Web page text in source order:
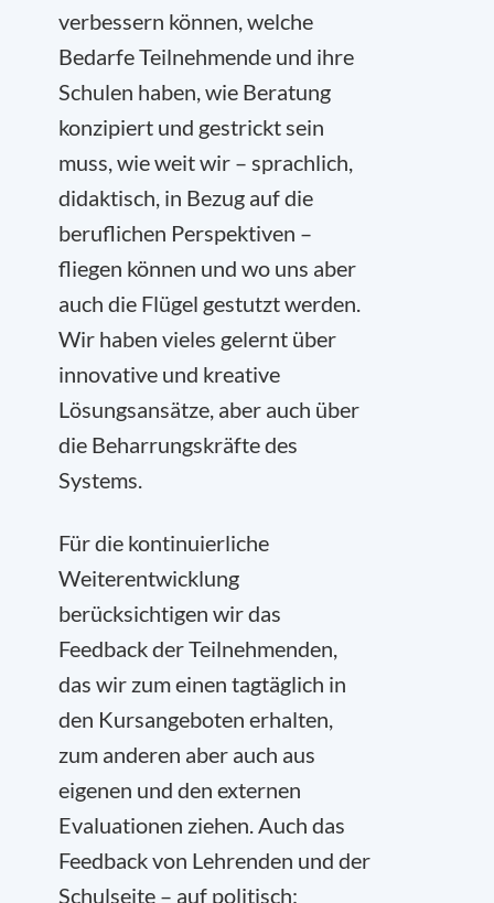
verbessern können, welche
Bedarfe Teilnehmende und ihre
Schulen haben, wie Beratung
konzipiert und gestrickt sein
muss, wie weit wir – sprachlich,
didaktisch, in Bezug auf die
beruflichen Perspektiven –
fliegen können und wo uns aber
auch die Flügel gestutzt werden.
Wir haben vieles gelernt über
innovative und kreative
Lösungsansätze, aber auch über
die Beharrungskräfte des
Systems.
Für die kontinuierliche
Weiterentwicklung
berücksichtigen wir das
Feedback der Teilnehmenden,
das wir zum einen tagtäglich in
den Kursangeboten erhalten,
zum anderen aber auch aus
eigenen und den externen
Evaluationen ziehen. Auch das
Feedback von Lehrenden und der
Schulseite – auf politisch: